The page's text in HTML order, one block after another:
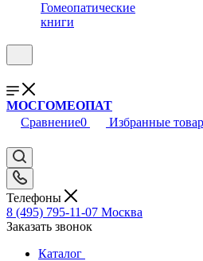
Гомеопатические
книги
МОСГОМЕОПАТ
Сравнение0 Избранные
Телефоны
8 (495) 795-11-07 Москва
Заказать звонок
Каталог